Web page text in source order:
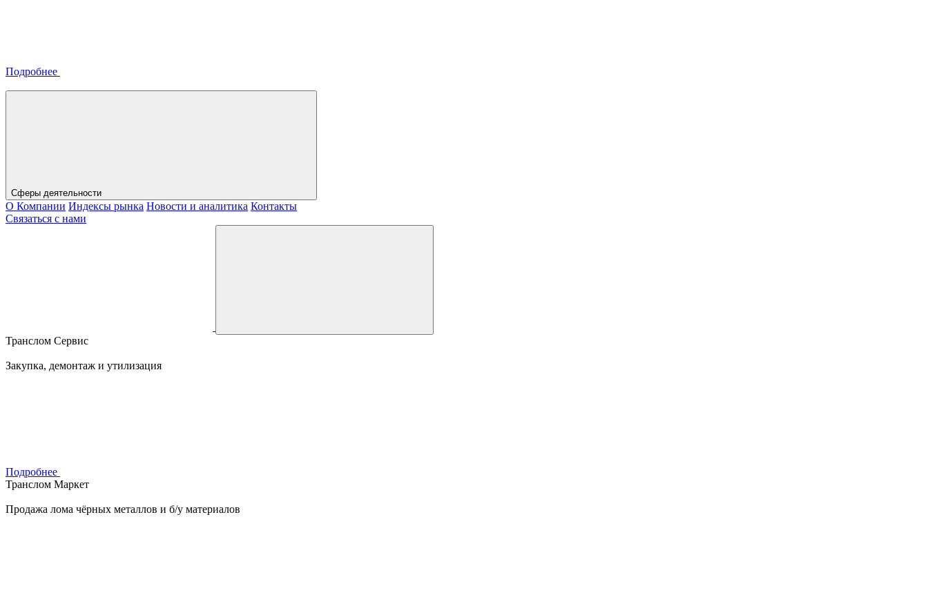
Подробнее
Сферы деятельности
О Компании Индексы рынка Новости и аналитика Контакты
Связаться с нами
Транслом Сервис
Закупка, демонтаж и утилизация
Подробнее
Транслом Маркет
Продажа лома чёрных металлов и б/у материалов